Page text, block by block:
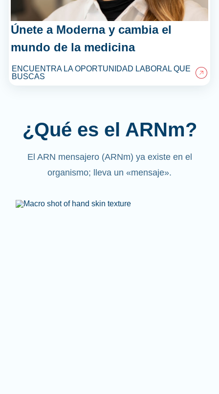
Únete a Moderna y cambia el
mundo de la medicina
ENCUENTRA LA OPORTUNIDAD LABORAL QUE
BUSCAS
¿Qué es el ARNm?
El ARN mensajero (ARNm) ya existe en el
organismo; lleva un «mensaje».